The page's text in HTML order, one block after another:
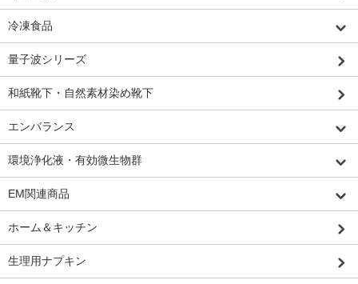
冷凍食品
量子波シリーズ
和紙靴下・自然素材染め靴下
エンバランス
環境浄化液・有効微生物群
EM関連商品
ホーム＆キッチン
生理用ナプキン